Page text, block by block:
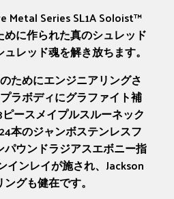
Metal Series SL1A Soloist™
に作られた真のシュレッド
レッド魂を解き放ちます。
ためにエンジニアリングさ
ラボディにグラファイト補
ースメイプルスルーネック
本のジャンボステンレスフ
ウンドラジアスエボニー指
インレイが施され、Jackson
グも健在です。